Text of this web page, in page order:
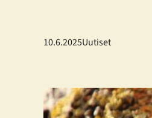
10.6.2025Uutiset